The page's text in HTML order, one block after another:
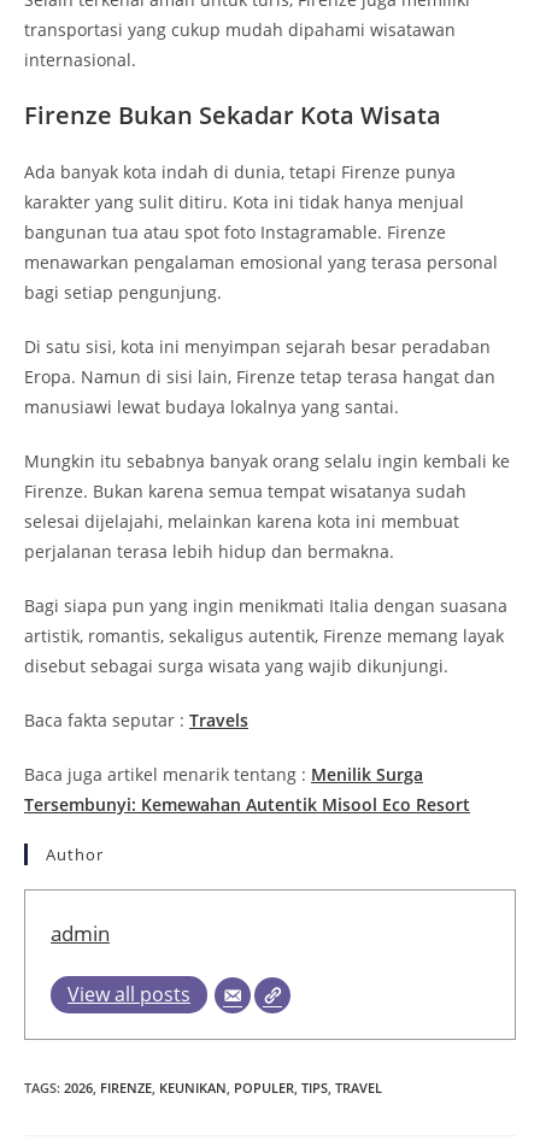
transportasi yang cukup mudah dipahami wisatawan
internasional.
Firenze Bukan Sekadar Kota Wisata
Ada banyak kota indah di dunia, tetapi Firenze punya
karakter yang sulit ditiru. Kota ini tidak hanya menjual
bangunan tua atau spot foto Instagramable. Firenze
menawarkan pengalaman emosional yang terasa personal
bagi setiap pengunjung.
Di satu sisi, kota ini menyimpan sejarah besar peradaban
Eropa. Namun di sisi lain, Firenze tetap terasa hangat dan
manusiawi lewat budaya lokalnya yang santai.
Mungkin itu sebabnya banyak orang selalu ingin kembali ke
Firenze. Bukan karena semua tempat wisatanya sudah
selesai dijelajahi, melainkan karena kota ini membuat
perjalanan terasa lebih hidup dan bermakna.
Bagi siapa pun yang ingin menikmati Italia dengan suasana
artistik, romantis, sekaligus autentik, Firenze memang layak
disebut sebagai surga wisata yang wajib dikunjungi.
Baca fakta seputar : Travels
Baca juga artikel menarik tentang : Menilik Surga
Tersembunyi: Kemewahan Autentik Misool Eco Resort
Author
admin
View all posts
TAGS: 2026 FIRENZE KEUNIKAN POPULER TIPS TRAVEL